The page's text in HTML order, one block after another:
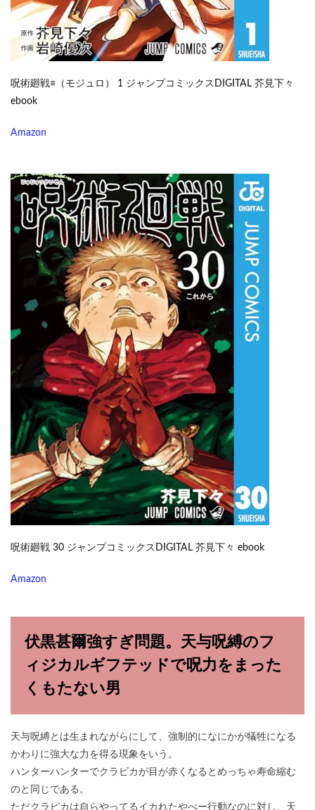
呪術廻戦≡（モジュロ） 1 ジャンプコミックスDIGITAL 芥見下々
ebook
Amazon
呪術廻戦 30 ジャンプコミックスDIGITAL 芥見下々 ebook
Amazon
伏黒甚爾強すぎ問題。天与呪縛のフ
ィジカルギフテッドで呪力をまった
くもたない男
天与呪縛とは生まれながらにして、強制的になにかが犠牲になる
かわりに強大な力を得る現象をいう。
ハンターハンターでクラピカが目が赤くなるとめっちゃ寿命縮む
のと同じである。
ただクラピカは自らやってるイカれたやべー行動なのに対し、天